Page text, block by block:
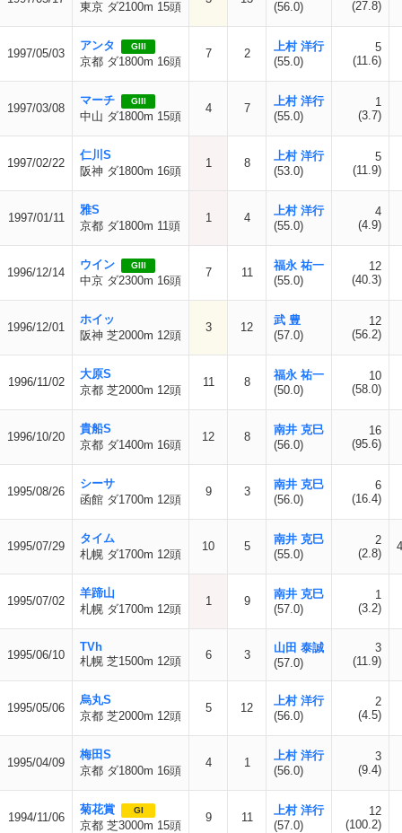
東京 ダ2100m 15頭 (56.0) (27.8)
1997/05/03
アンタ GIII
京都 ダ1800m 16頭
7 2
上村 洋行
(55.0)
5
(11.6)
1997/03/08
マーチ GIII
中山 ダ1800m 15頭
4 7
上村 洋行
(55.0)
1
(3.7)
1997/02/22
仁川S
阪神 ダ1800m 16頭
1 8
上村 洋行
(53.0)
5
(11.9)
1997/01/11
雅S
京都 ダ1800m 11頭
1 4
上村 洋行
(55.0)
4
(4.9)
1996/12/14
ウイン GIII
中京 ダ2300m 16頭
7 11
福永 祐一
(55.0)
12
(40.3)
1996/12/01
ホイッ
阪神 芝2000m 12頭
3 12
武 豊
(57.0)
12
(56.2)
1996/11/02
大原S
京都 芝2000m 12頭
11 8
福永 祐一
(50.0)
10
(58.0)
1996/10/20
貴船S
京都 ダ1400m 16頭
12 8
南井 克巳
(56.0)
16
(95.6)
1995/08/26
シーサ
函館 ダ1700m 12頭
9 3
南井 克巳
(56.0)
6
(16.4)
1995/07/29
タイム
札幌 ダ1700m 12頭
10 5
南井 克巳
(55.0)
2
(2.8)
1995/07/02
羊蹄山
札幌 ダ1700m 12頭
1 9
南井 克巳
(57.0)
1
(3.2)
1995/06/10
TVh
札幌 芝1500m 12頭
6 3
山田 泰誠
(57.0)
3
(11.9)
1995/05/06
烏丸S
京都 芝2000m 12頭
5 12
上村 洋行
(56.0)
2
(4.5)
1995/04/09
梅田S
京都 ダ1800m 16頭
4 1
上村 洋行
(56.0)
3
(9.4)
1994/11/06
菊花賞 GI
京都 芝3000m 15頭
9 11
上村 洋行
(57.0)
12
(100.2)